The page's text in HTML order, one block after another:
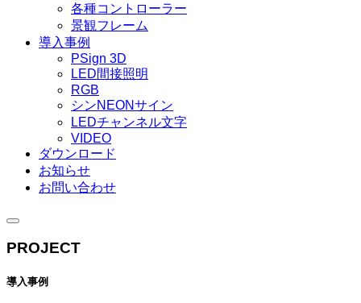
各種コントローラー
景観フレーム
導入事例
PSign 3D
LED間接照明
RGB
シンNEONサイン
LEDチャンネル文字
VIDEO
ダウンロード
お知らせ
お問い合わせ
PROJECT
導入事例